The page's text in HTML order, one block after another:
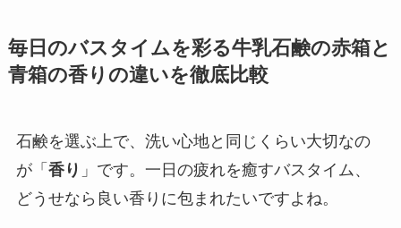
毎日のバスタイムを彩る牛乳石鹸の赤箱と
青箱の香りの違いを徹底比較
石鹸を選ぶ上で、洗い心地と同じくらい大切なの
が「 香り 」です。一日の疲れを癒すバスタイム、
どうせなら良い香りに包まれたいですよね。